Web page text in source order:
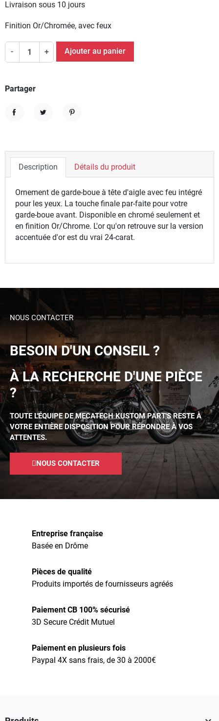
Livraison sous 10 jours
Finition Or/Chromée, avec feux
- + Ajouter au panier
Partager
Description Détails du produit
Ornement de garde-boue à tête d'aigle avec feu intégré
pour les yeux. La touche finale par-faite pour votre
garde-boue avant. Disponible en chromé seulement et
en finition Or/Chrome. L'or qu'on retrouve sur la version
accentuée d'or est du vrai 24-carat.
NOUS CONTACTER
BESOIN D'UN CONSEIL ?
À LA RECHERCHE D'UNE PIÈCE
?
TOUTE L'ÉQUIPE DE MECATECH KUSTOM PART'S RESTE À
VOTRE ENTIÈRE DISPOSITION POUR RÉPONDRE À VOS
ATTENTES.
NOUS CONTACTER
Entreprise française
Basée en Drôme
Pièces de qualité
Produits importés de fournisseurs agréés
Paiement CB 100% sécurisé
3D Secure Crédit Mutuel
Paiement en plusieurs fois
Paypal 4X sans frais, de 30 à 2000€